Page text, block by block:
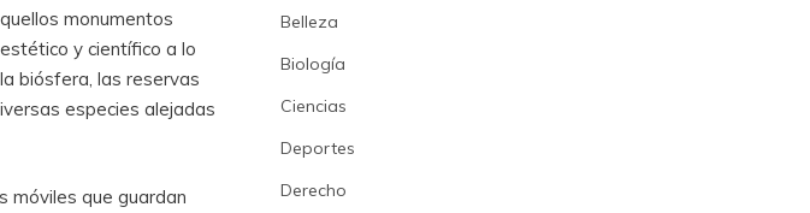
monumentos
y científico a lo
biósfera, las reservas
especies alejadas
móviles que guardan
Belleza
Biología
Ciencias
Deportes
Derecho